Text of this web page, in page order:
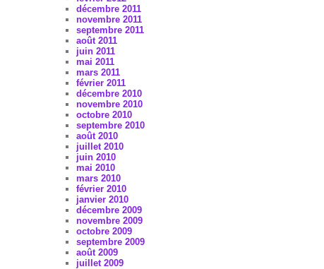
décembre 2011
novembre 2011
septembre 2011
août 2011
juin 2011
mai 2011
mars 2011
février 2011
décembre 2010
novembre 2010
octobre 2010
septembre 2010
août 2010
juillet 2010
juin 2010
mai 2010
mars 2010
février 2010
janvier 2010
décembre 2009
novembre 2009
octobre 2009
septembre 2009
août 2009
juillet 2009